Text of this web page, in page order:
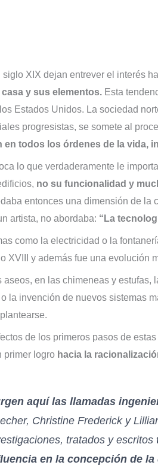
siglo XIX dejan entrever el interés
y sus elementos.Esta
Estados Unidos. La sociedad
progresistas, se somete al
en todos los órdenes de la vida,
lo que verdaderamente le
no su funcionalidad y
entonces una dimensión de la
artista, no abordaba: “La
como la electricidad o la
XVIII y además fue una evolución
aseos, en las chimeneas y estufas,
la invención de nuevos sistemas
de los primeros pasos de
primer logrohacia la
aquí las llamadas
Christine Frederick y
tratados y escritos
en la concepción de la